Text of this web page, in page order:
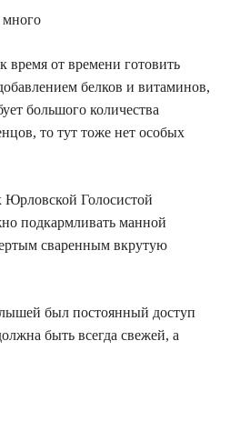
много
время от времени готовить
белков и витаминов,
большого количества
то тут тоже нет особых
Юрловской Голосистой
подкармливать манной
сваренным вкрутую
был постоянный доступ
быть всегда свежей, а